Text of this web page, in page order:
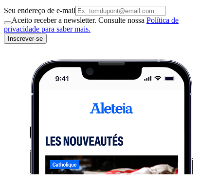
Seu endereço de e-mail
Aceito receber a newsletter. Consulte nossa Política de
privacidade para saber mais.
Inscrever-se